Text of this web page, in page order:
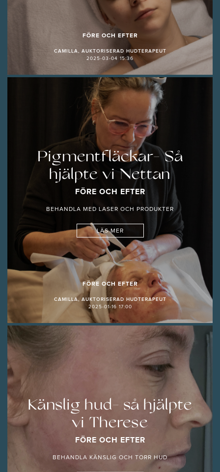
FÖRE OCH EFTER
CAMILLA, AUKTORISERAD HUDTERAPEUT
2025-03-04 15:36
Pigmentfläckar- Så
hjälpte vi Nettan
FÖRE OCH EFTER
BEHANDLA MED LASER OCH PRODUKTER
LÄS MER
FÖRE OCH EFTER
CAMILLA, AUKTORISERAD HUDTERAPEUT
2025-01-16 17:00
Känslig hud- så hjälpte
vi Therese
FÖRE OCH EFTER
BEHANDLA KÄNSLIG OCH TORR HUD